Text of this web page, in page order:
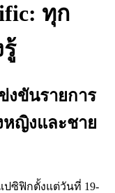
ทุก
งขันรายการ
หญิงและชาย
ปซิฟิกตั้งแต่วันที่ 19-